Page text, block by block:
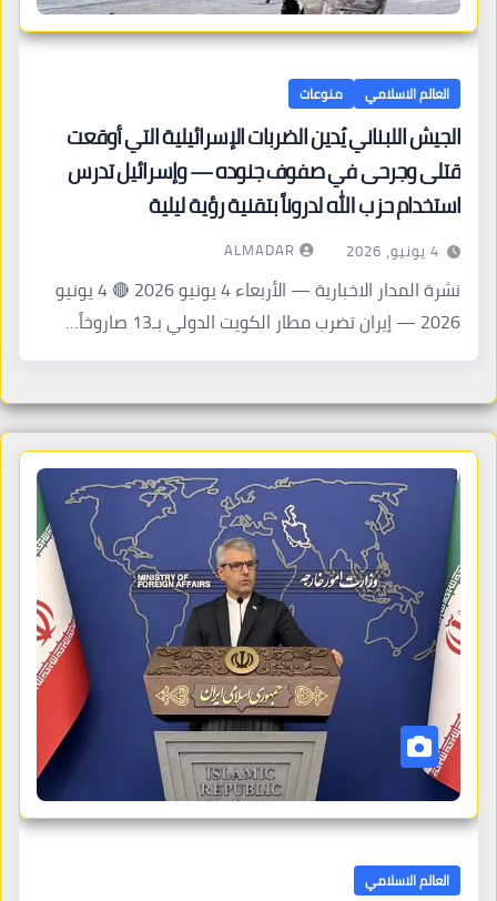
العالم الاسلامي منوعات
الجيش اللبناني يُدين الضربات الإسرائيلية التي أوقعت
قتلى وجرحى في صفوف جنوده — وإسرائيل تدرس
استخدام حزب الله لدروناً بتقنية رؤية ليلية
4 يونيو، 2026 ALMADAR
نشرة المدار الاخبارية — الأربعاء 4 يونيو 2026 🔴 4 يونيو
2026 — إيران تضرب مطار الكويت الدولي بـ13 صاروخاً…
العالم الاسلامي